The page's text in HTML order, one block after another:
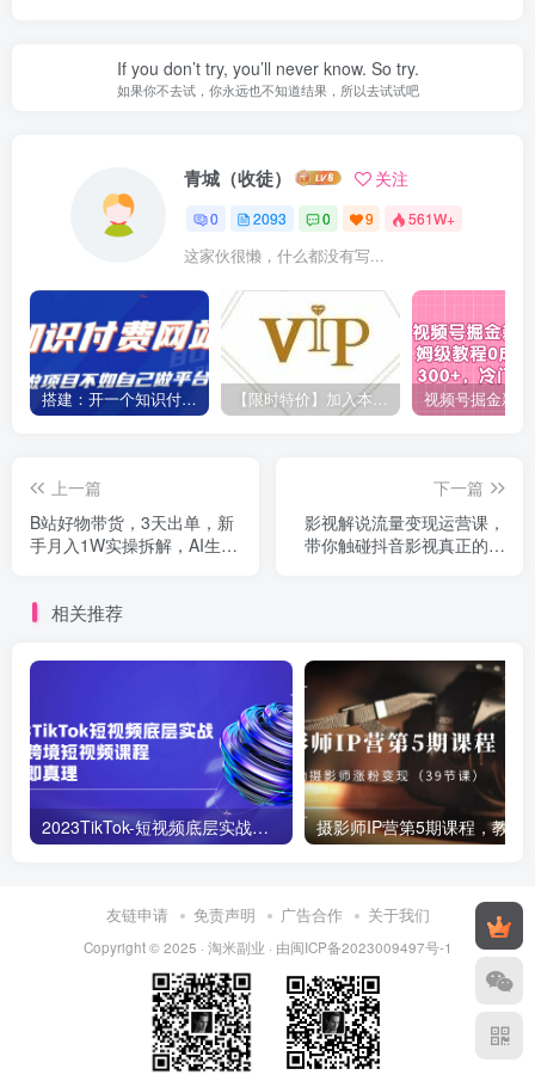
If you don’t try, you’ll never know. So try.
如果你不去试，你永远也不知道结果，所以去试试吧
青城（收徒） 关注
0 2093 0 9 561W+
这家伙很懒，什么都没有写...
搭建：开一个知识付费资源网站，24小时全自动赚钱！ 【限时特价】加入本站VIP会员，海量最新各大团队网赚内部教程全免费，每天持续更新！
上一篇
B站好物带货，3天出单，新
手月入1W实操拆解，AI生成
下一篇
影视解说流量变现运营课，
带你触碰抖音影视真正的核
相关推荐
2023TikTok-短视频底层实战，海外跨境短视频课程
友链申请 免责声明 广告合作 关于我们
Copyright © 2025 · 淘米副业 · 由闽ICP备2023009497号-1